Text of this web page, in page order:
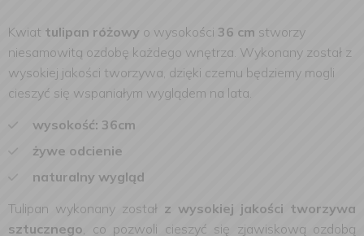
Kwiat tulipan różowy o wysokości 36 cm stworzy
niesamowitą ozdobę każdego wnętrza. Wykonany został z
wysokiej jakości tworzywa, dzięki czemu będziemy mogli
cieszyć się wspaniałym wyglądem na lata.
wysokość: 36cm
żywe odcienie
naturalny wygląd
Tulipan wykonany został z wysokiej jakości tworzywa
sztucznego, co pozwoli cieszyć się zjawiskową ozdobą